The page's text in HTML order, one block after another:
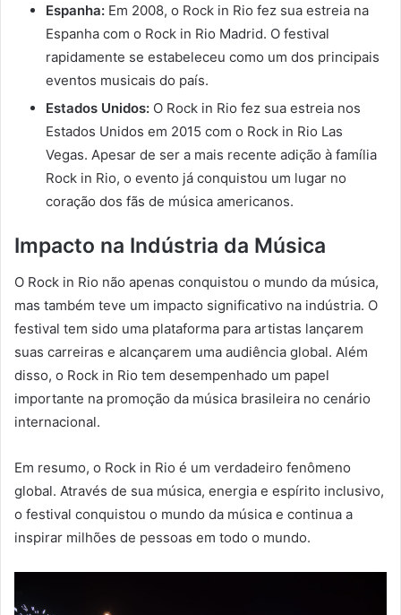
Espanha: Em 2008, o Rock in Rio fez sua estreia na
Espanha com o Rock in Rio Madrid. O festival
rapidamente se estabeleceu como um dos principais
eventos musicais do país.
Estados Unidos: O Rock in Rio fez sua estreia nos
Estados Unidos em 2015 com o Rock in Rio Las
Vegas. Apesar de ser a mais recente adição à família
Rock in Rio, o evento já conquistou um lugar no
coração dos fãs de música americanos.
Impacto na Indústria da Música
O Rock in Rio não apenas conquistou o mundo da música,
mas também teve um impacto significativo na indústria. O
festival tem sido uma plataforma para artistas lançarem
suas carreiras e alcançarem uma audiência global. Além
disso, o Rock in Rio tem desempenhado um papel
importante na promoção da música brasileira no cenário
internacional.
Em resumo, o Rock in Rio é um verdadeiro fenômeno
global. Através de sua música, energia e espírito inclusivo,
o festival conquistou o mundo da música e continua a
inspirar milhões de pessoas em todo o mundo.